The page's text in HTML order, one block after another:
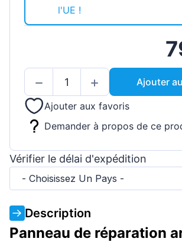
l'UE !
Ajouter
Ajouter aux favoris
Demander à propos de ce
Vérifier le délai d'expédition
- Choisissez Un Pays -
Description
Panneau de réparation